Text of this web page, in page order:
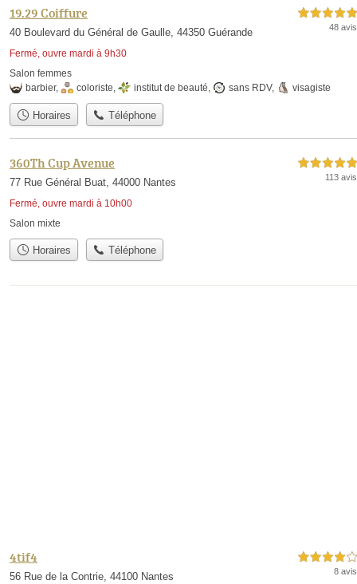
19.29 Coiffure
40 Boulevard du Général de Gaulle, 44350 Guérande
Fermé, ouvre mardi à 9h30
5,0 étoiles sur 5
48 avis
Salon femmes
barbier, coloriste, institut de beauté, sans RDV, visagiste
Horaires Téléphone
360Th Cup Avenue
77 Rue Général Buat, 44000 Nantes
Fermé, ouvre mardi à 10h00
5,0 étoiles sur 5
113 avis
Salon mixte
Horaires Téléphone
4tif4
56 Rue de la Contrie, 44100 Nantes
4,0 étoiles sur 5
8 avis